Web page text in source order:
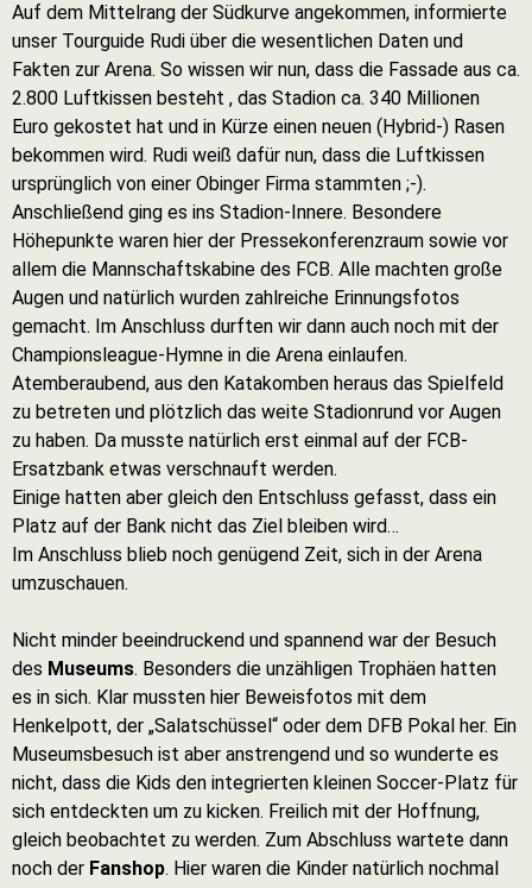
Auf dem Mittelrang der Südkurve angekommen, informierte
unser Tourguide Rudi über die wesentlichen Daten und
Fakten zur Arena. So wissen wir nun, dass die Fassade aus ca.
2.800 Luftkissen besteht , das Stadion ca. 340 Millionen
Euro gekostet hat und in Kürze einen neuen (Hybrid-) Rasen
bekommen wird. Rudi weiß dafür nun, dass die Luftkissen
ursprünglich von einer Obinger Firma stammten ;-).
Anschließend ging es ins Stadion-Innere. Besondere
Höhepunkte waren hier der Pressekonferenzraum sowie vor
allem die Mannschaftskabine des FCB. Alle machten große
Augen und natürlich wurden zahlreiche Erinnungsfotos
gemacht. Im Anschluss durften wir dann auch noch mit der
Championsleague-Hymne in die Arena einlaufen.
Atemberaubend, aus den Katakomben heraus das Spielfeld
zu betreten und plötzlich das weite Stadionrund vor Augen
zu haben. Da musste natürlich erst einmal auf der FCB-
Ersatzbank etwas verschnauft werden.
Einige hatten aber gleich den Entschluss gefasst, dass ein
Platz auf der Bank nicht das Ziel bleiben wird…
Im Anschluss blieb noch genügend Zeit, sich in der Arena
umzuschauen.
Nicht minder beeindruckend und spannend war der Besuch
des Museums. Besonders die unzähligen Trophäen hatten
es in sich. Klar mussten hier Beweisfotos mit dem
Henkelpott, der „Salatschüssel“ oder dem DFB Pokal her. Ein
Museumsbesuch ist aber anstrengend und so wunderte es
nicht, dass die Kids den integrierten kleinen Soccer-Platz für
sich entdeckten um zu kicken. Freilich mit der Hoffnung,
gleich beobachtet zu werden. Zum Abschluss wartete dann
noch der Fanshop. Hier waren die Kinder natürlich nochmal